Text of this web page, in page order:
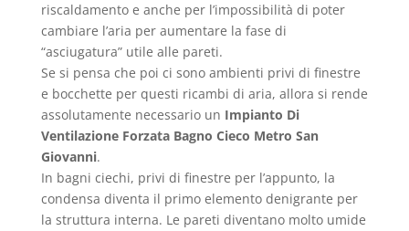
riscaldamento e anche per l’impossibilità di poter
cambiare l’aria per aumentare la fase di
“asciugatura” utile alle pareti.
Se si pensa che poi ci sono ambienti privi di finestre
e bocchette per questi ricambi di aria, allora si rende
assolutamente necessario un Impianto Di
Ventilazione Forzata Bagno Cieco Metro San
Giovanni.
In bagni ciechi, privi di finestre per l’appunto, la
condensa diventa il primo elemento denigrante per
la struttura interna. Le pareti diventano molto umide